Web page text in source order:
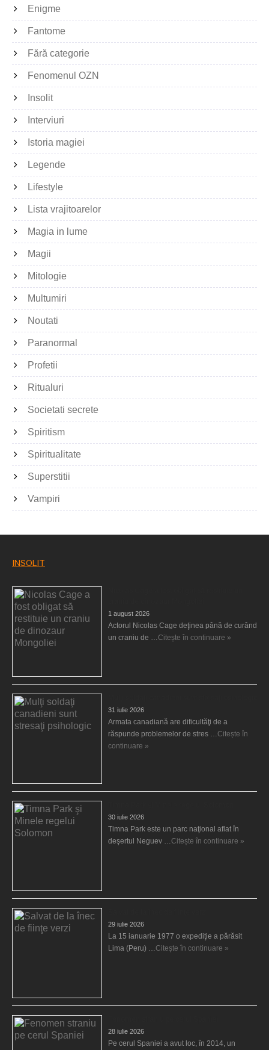
Enigme
Fantome
Fără categorie
Fenomenul OZN
Insolit
Interviuri
Istoria magiei
Legende
Lifestyle
Lista vrajitoarelor
Magia in lume
Magii
Mitologie
Multumiri
Noutati
Paranormal
Profetii
Ritualuri
Societati secrete
Spiritism
Spiritualitate
Superstitii
Vampiri
INSOLIT
1 august 2026
Actorul Nicolas Cage deţinea până de curând
un craniu de …Citește în continuare »
31 iulie 2026
Armata canadiană are dificultăţi de a
răspunde problemelor de stres …Citește în
continuare »
30 iulie 2026
Timna Park este un parc naţional aflat în
deşertul Neguev …Citește în continuare »
29 iulie 2026
La 15 ianuarie 1977 o expediţie a părăsit
Lima (Peru) …Citește în continuare »
28 iulie 2026
Pe cerul Spaniei a avut loc, în 2014, un